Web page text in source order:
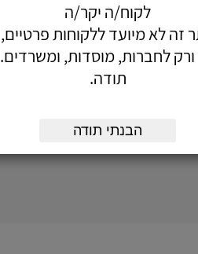
לקוח/ה יקר/ה
זה לא מיועד ללקוחות פרטיים,
לחברות, מוסדות, ומשרדים.
תודה.
הבנתי תודה